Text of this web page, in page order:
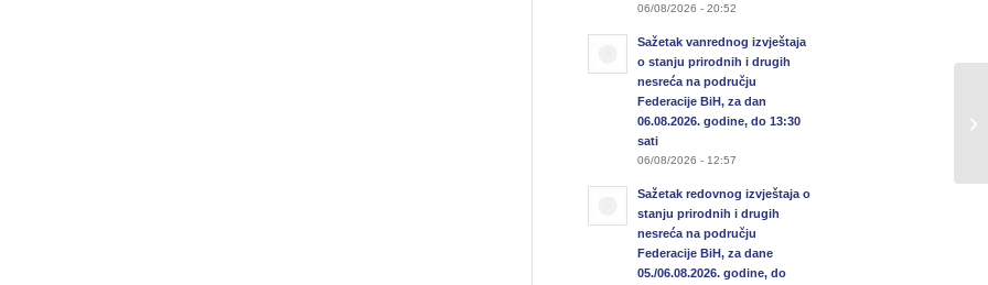
06/08/2026 - 20:52
Sažetak vanrednog izvještaja
o stanju prirodnih i drugih
nesreća na području
Federacije BiH, za dan
06.08.2026. godine, do 13:30
sati
06/08/2026 - 12:57
Sažetak redovnog izvještaja o
stanju prirodnih i drugih
nesreća na području
Federacije BiH, za dane
05./06.08.2026. godine, do
u